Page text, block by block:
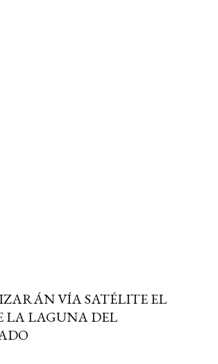
VÍA SATÉLITE EL
LA LAGUNA DEL